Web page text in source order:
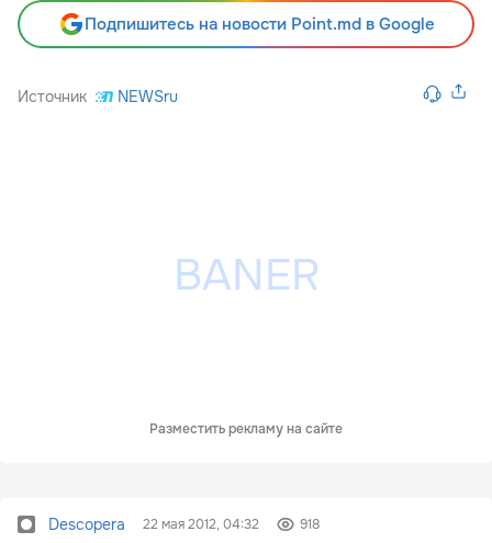
Подпишитесь на новости Point.md в Google
Источник NEWSru
Разместить рекламу на сайте
Descopera 22 мая 2012, 04:32 918